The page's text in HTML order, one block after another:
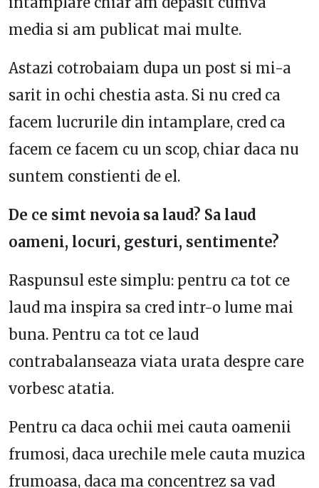
media si am publicat mai multe.
Astazi cotrobaiam dupa un post si mi-a
sarit in ochi chestia asta. Si nu cred ca
facem lucrurile din intamplare, cred ca
facem ce facem cu un scop, chiar daca nu
suntem constienti de el.
De ce simt nevoia sa laud? Sa laud
oameni, locuri, gesturi, sentimente?
Raspunsul este simplu: pentru ca tot ce
laud ma inspira sa cred intr-o lume mai
buna. Pentru ca tot ce laud
contrabalanseaza viata urata despre care
vorbesc atatia.
Pentru ca daca ochii mei cauta oamenii
frumosi, daca urechile mele cauta muzica
frumoasa, daca ma concentrez sa vad